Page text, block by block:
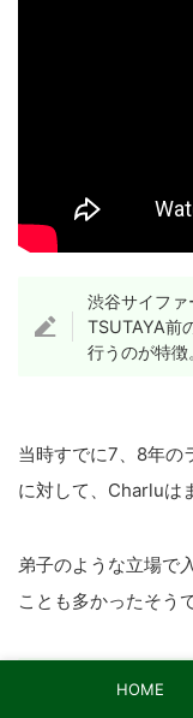
渋谷サイフ
TSUTAYA前
行うのが特徴
当時すでに7、8年の
に対して、Charluは
弟子のような立場で
ことも多かったそうで
いちばん下
HOME